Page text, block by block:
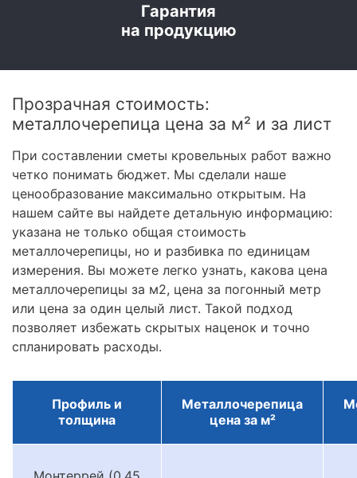
Гарантия
на продукцию
Прозрачная стоимость:
металлочерепица цена за м² и за лист
При составлении сметы кровельных работ важно
четко понимать бюджет. Мы сделали наше
ценообразование максимально открытым. На
нашем сайте вы найдете детальную информацию:
указана не только общая стоимость
металлочерепицы, но и разбивка по единицам
измерения. Вы можете легко узнать, какова цена
металлочерепицы за м2, цена за погонный метр
или цена за один целый лист. Такой подход
позволяет избежать скрытых наценок и точно
спланировать расходы.
Профиль и
толщина
Металлочерепица
цена за м²